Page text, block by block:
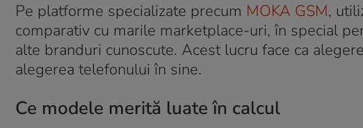
Pe platforme specializate precum MOKA GSM,
comparativ cu marile marketplace-uri, în special
alte branduri cunoscute. Acest lucru face ca
alegerea telefonului în sine.
Ce modele merită luate în calcul